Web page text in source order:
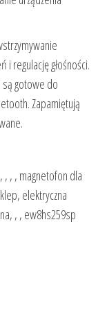
regulację głośności.
są gotowe do
Zapamiętują
, , , magnetofon dla
elektryczna
, , ew8hs259sp